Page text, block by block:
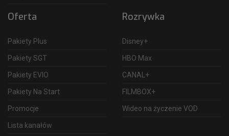
Oferta
Pakiety Plus
Pakiety SGT
Pakiety EVIO
Pakiety Na Start
Promocje
Lista kanałów
Rozrywka
Disney+
HBO Max
CANAL+
FILMBOX+
Wideo na życzenie VOD